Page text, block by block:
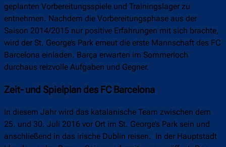
geplanten Vorbereitungsspiele und Trainingslager zu
entnehmen. Nachdem die Vorbereitungsphase aus der
Saison 2014/2015 nur positive Erfahrungen mit sich brachte,
wird der St. George’s Park erneut die erste Mannschaft des FC
Barcelona einladen. Barça erwarten im Sommerloch
durchaus reizvolle Aufgaben und Gegner.
Zeit- und Spielplan des FC Barcelona
In diesem Jahr wird das katalanische Team zwischen dem
25. und 30. Juli 2016 vor Ort im St. George’s Park sein und
anschließend in das irische Dublin reisen. In der Hauptstadt